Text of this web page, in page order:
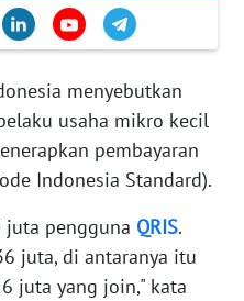
menyebutkan
usaha mikro kecil
pembayaran
Indonesia Standard).
pengguna QRIS.
juta, di antaranya itu
juta yang join," kata